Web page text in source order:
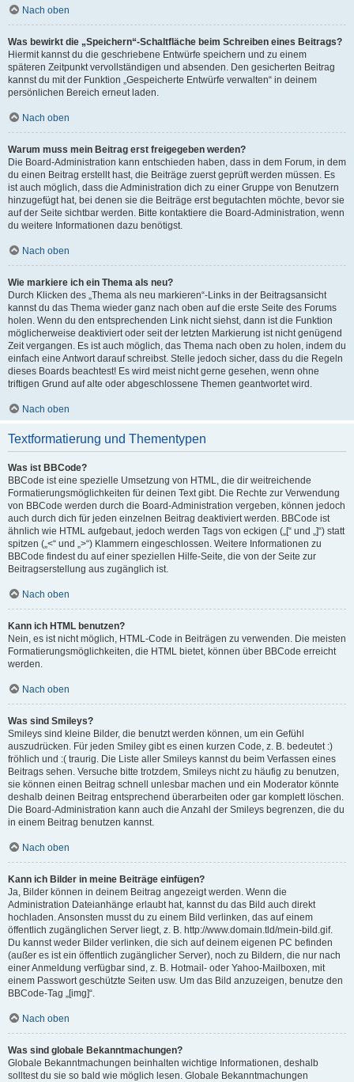
Nach oben
Was bewirkt die „Speichern“-Schaltfläche beim Schreiben eines Beitrags?
Hiermit kannst du die geschriebene Entwürfe speichern und zu einem
späteren Zeitpunkt vervollständigen und absenden. Den gesicherten Beitrag
kannst du mit der Funktion „Gespeicherte Entwürfe verwalten“ in deinem
persönlichen Bereich erneut laden.
Nach oben
Warum muss mein Beitrag erst freigegeben werden?
Die Board-Administration kann entschieden haben, dass in dem Forum, in dem
du einen Beitrag erstellt hast, die Beiträge zuerst geprüft werden müssen. Es
ist auch möglich, dass die Administration dich zu einer Gruppe von Benutzern
hinzugefügt hat, bei denen sie die Beiträge erst begutachten möchte, bevor sie
auf der Seite sichtbar werden. Bitte kontaktiere die Board-Administration, wenn
du weitere Informationen dazu benötigst.
Nach oben
Wie markiere ich ein Thema als neu?
Durch Klicken des „Thema als neu markieren“-Links in der Beitragsansicht
kannst du das Thema wieder ganz nach oben auf die erste Seite des Forums
holen. Wenn du den entsprechenden Link nicht siehst, dann ist die Funktion
möglicherweise deaktiviert oder seit der letzten Markierung ist nicht genügend
Zeit vergangen. Es ist auch möglich, das Thema nach oben zu holen, indem du
einfach eine Antwort darauf schreibst. Stelle jedoch sicher, dass du die Regeln
dieses Boards beachtest! Es wird meist nicht gerne gesehen, wenn ohne
triftigen Grund auf alte oder abgeschlossene Themen geantwortet wird.
Nach oben
Textformatierung und Thementypen
Was ist BBCode?
BBCode ist eine spezielle Umsetzung von HTML, die dir weitreichende
Formatierungsmöglichkeiten für deinen Text gibt. Die Rechte zur Verwendung
von BBCode werden durch die Board-Administration vergeben, können jedoch
auch durch dich für jeden einzelnen Beitrag deaktiviert werden. BBCode ist
ähnlich wie HTML aufgebaut, jedoch werden Tags von eckigen („[“ und „]“) statt
spitzen („<“ und „>“) Klammern eingeschlossen. Weitere Informationen zu
BBCode findest du auf einer speziellen Hilfe-Seite, die von der Seite zur
Beitragserstellung aus zugänglich ist.
Nach oben
Kann ich HTML benutzen?
Nein, es ist nicht möglich, HTML-Code in Beiträgen zu verwenden. Die meisten
Formatierungsmöglichkeiten, die HTML bietet, können über BBCode erreicht
werden.
Nach oben
Was sind Smileys?
Smileys sind kleine Bilder, die benutzt werden können, um ein Gefühl
auszudrücken. Für jeden Smiley gibt es einen kurzen Code, z. B. bedeutet :)
fröhlich und :( traurig. Die Liste aller Smileys kannst du beim Verfassen eines
Beitrags sehen. Versuche bitte trotzdem, Smileys nicht zu häufig zu benutzen,
sie können einen Beitrag schnell unlesbar machen und ein Moderator könnte
deshalb deinen Beitrag entsprechend überarbeiten oder gar komplett löschen.
Die Board-Administration kann auch die Anzahl der Smileys begrenzen, die du
in einem Beitrag benutzen kannst.
Nach oben
Kann ich Bilder in meine Beiträge einfügen?
Ja, Bilder können in deinem Beitrag angezeigt werden. Wenn die
Administration Dateianhänge erlaubt hat, kannst du das Bild auch direkt
hochladen. Ansonsten musst du zu einem Bild verlinken, das auf einem
öffentlich zugänglichen Server liegt, z. B. http://www.domain.tld/mein-bild.gif.
Du kannst weder Bilder verlinken, die sich auf deinem eigenen PC befinden
(außer es ist ein öffentlich zugänglicher Server), noch zu Bildern, die nur nach
einer Anmeldung verfügbar sind, z. B. Hotmail- oder Yahoo-Mailboxen, mit
einem Passwort geschützte Seiten usw. Um das Bild anzuzeigen, benutze den
BBCode-Tag „[img]“.
Nach oben
Was sind globale Bekanntmachungen?
Globale Bekanntmachungen beinhalten wichtige Informationen, deshalb
solltest du sie so bald wie möglich lesen. Globale Bekanntmachungen